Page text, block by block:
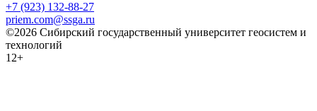
+7 (923) 132-88-27
priem.com@ssga.ru
©2026 Сибирский государственный университет геосистем и
технологий
12+